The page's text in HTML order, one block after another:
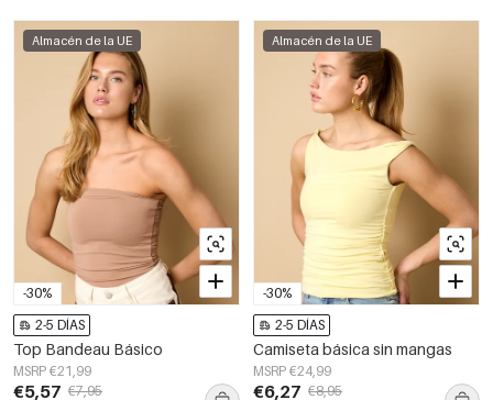
-30%
Almacén de la UE
2-5 DÍAS
Top Bandeau Básico
MSRP €21,99
€5,57 €7,95
-30%
Almacén de la UE
2-5 DÍAS
Camiseta básica sin mangas
MSRP €24,99
€6,27 €8,95